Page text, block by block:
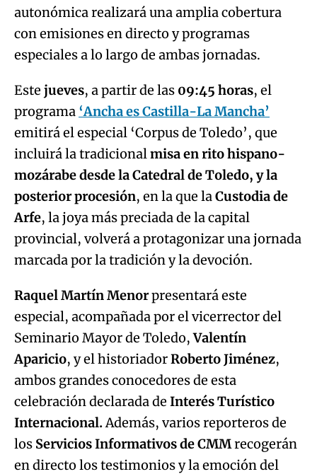
autonómica realizará una amplia cobertura
con emisiones en directo y programas
especiales a lo largo de ambas jornadas.
Este jueves, a partir de las 09:45 horas, el
programa ‘Ancha es Castilla-La Mancha’
emitirá el especial ‘Corpus de Toledo’, que
incluirá la tradicionalmisa en rito hispano-
mozárabe desde la Catedral de Toledo, y la
posterior procesión, en la que laCustodia de
Arfe, la joya más preciada de la capital
provincial, volverá a protagonizar una jornada
marcada por la tradición y la devoción.
Raquel Martín Menorpresentará este
especial, acompañada por el vicerrector del
Seminario Mayor de Toledo,Valentín
Aparicio, y el historiadorRoberto Jiménez,
ambos grandes conocedores de esta
celebración declarada de Interés Turístico
Internacional.Además, varios reporteros de
los Servicios Informativos de CMMrecogerán
en directo los testimonios y la emoción del